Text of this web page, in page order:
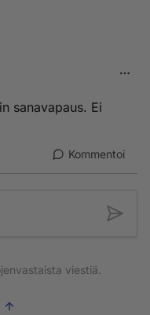
sanavapaus. Ei
Kommentoi
viestiä.